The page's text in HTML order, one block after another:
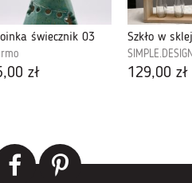
świecznik 03
zł 129,00 zł